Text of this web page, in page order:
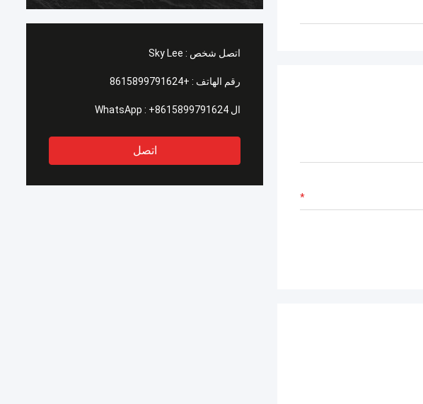
اتصل شخص : Sky Lee
رقم الهاتف : +8615899791624
ال WhatsApp : +8615899791624
اتصل